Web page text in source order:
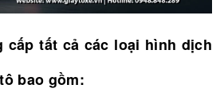
cấp tất cả các loại hình dịch
bao gồm: